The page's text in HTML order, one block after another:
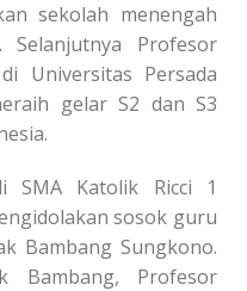
sekolah menengah
Profesor
Universitas Persada
gelar S2 dan S3
SMA Katolik Ricci 1
sosok guru
Bambang Sungkono.
Bambang, Profesor